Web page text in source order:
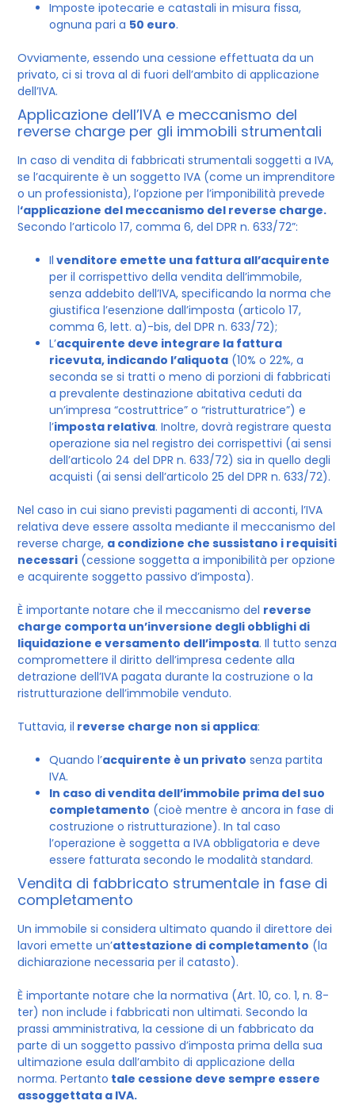
Imposte ipotecarie e catastali in misura fissa,
ognuna pari a 50 euro.
Ovviamente, essendo una cessione effettuata da un
privato, ci si trova al di fuori dell’ambito di applicazione
dell’IVA.
Applicazione dell’IVA e meccanismo del
reverse charge per gli immobili strumentali
In caso di vendita di fabbricati strumentali soggetti a IVA,
se l’acquirente è un soggetto IVA (come un imprenditore
o un professionista), l’opzione per l’imponibilità prevede
l‘applicazione del meccanismo del reverse charge.
Secondo l’articolo 17, comma 6, del DPR n. 633/72”:
Il venditore emette una fattura all’acquirente
per il corrispettivo della vendita dell’immobile,
senza addebito dell’IVA, specificando la norma che
giustifica l’esenzione dall’imposta (articolo 17,
comma 6, lett. a)-bis, del DPR n. 633/72);
L’acquirente deve integrare la fattura
ricevuta, indicando l’aliquota (10% o 22%, a
seconda se si tratti o meno di porzioni di fabbricati
a prevalente destinazione abitativa ceduti da
un’impresa “costruttrice” o “ristrutturatrice”) e
l’imposta relativa. Inoltre, dovrà registrare questa
operazione sia nel registro dei corrispettivi (ai sensi
dell’articolo 24 del DPR n. 633/72) sia in quello degli
acquisti (ai sensi dell’articolo 25 del DPR n. 633/72).
Nel caso in cui siano previsti pagamenti di acconti, l’IVA
relativa deve essere assolta mediante il meccanismo del
reverse charge, a condizione che sussistano i requisiti
necessari (cessione soggetta a imponibilità per opzione
e acquirente soggetto passivo d’imposta).
È importante notare che il meccanismo del reverse
charge comporta un’inversione degli obblighi di
liquidazione e versamento dell’imposta. Il tutto senza
compromettere il diritto dell’impresa cedente alla
detrazione dell’IVA pagata durante la costruzione o la
ristrutturazione dell’immobile venduto.
Tuttavia, il reverse charge non si applica:
Quando l’acquirente è un privato senza partita
IVA.
In caso di vendita dell’immobile prima del suo
completamento (cioè mentre è ancora in fase di
costruzione o ristrutturazione). In tal caso
l’operazione è soggetta a IVA obbligatoria e deve
essere fatturata secondo le modalità standard.
Vendita di fabbricato strumentale in fase di
completamento
Un immobile si considera ultimato quando il direttore dei
lavori emette un’attestazione di completamento (la
dichiarazione necessaria per il catasto).
È importante notare che la normativa (Art. 10, co. 1, n. 8-
ter) non include i fabbricati non ultimati. Secondo la
prassi amministrativa, la cessione di un fabbricato da
parte di un soggetto passivo d’imposta prima della sua
ultimazione esula dall’ambito di applicazione della
norma. Pertanto tale cessione deve sempre essere
assoggettata a IVA.